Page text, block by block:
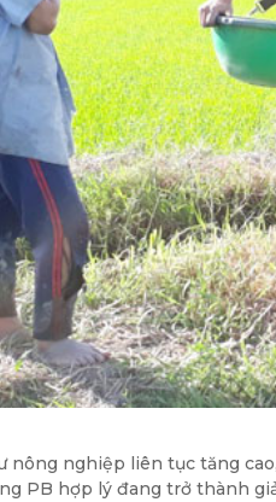
nông nghiệp liên tục tăng
PB hợp lý đang trở thành